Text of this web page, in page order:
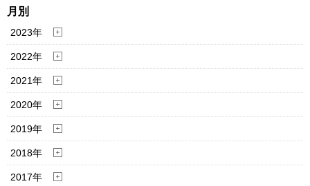
月別
2023年
2022年
2021年
2020年
2019年
2018年
2017年